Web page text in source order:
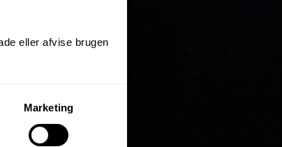
eller afvise brugen
Marketing